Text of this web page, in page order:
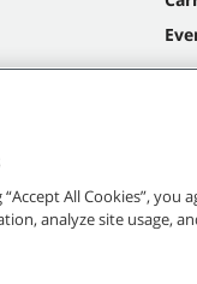
reservados.
“Accept All Cookies”,
analyze site usage,